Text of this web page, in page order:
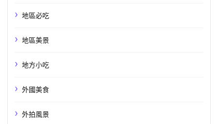
地區必吃
地區美景
地方小吃
外國美食
外拍風景